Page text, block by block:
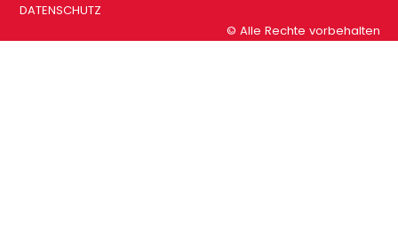
DATENSCHUTZ
© Alle Rechte vorbehalten